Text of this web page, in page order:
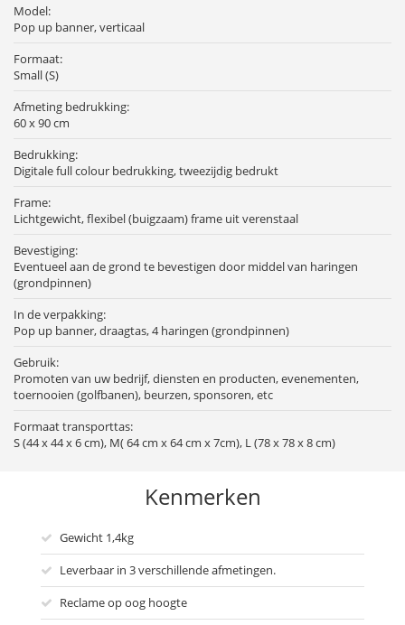
Model:
Pop up banner, verticaal
Formaat:
Small (S)
Afmeting bedrukking:
60 x 90 cm
Bedrukking:
Digitale full colour bedrukking, tweezijdig bedrukt
Frame:
Lichtgewicht, flexibel (buigzaam) frame uit verenstaal
Bevestiging:
Eventueel aan de grond te bevestigen door middel van haringen
(grondpinnen)
In de verpakking:
Pop up banner, draagtas, 4 haringen (grondpinnen)
Gebruik:
Promoten van uw bedrijf, diensten en producten, evenementen,
toernooien (golfbanen), beurzen, sponsoren, etc
Formaat transporttas:
S (44 x 44 x 6 cm), M( 64 cm x 64 cm x 7cm), L (78 x 78 x 8 cm)
Kenmerken
Gewicht 1,4kg
Leverbaar in 3 verschillende afmetingen.
Reclame op oog hoogte